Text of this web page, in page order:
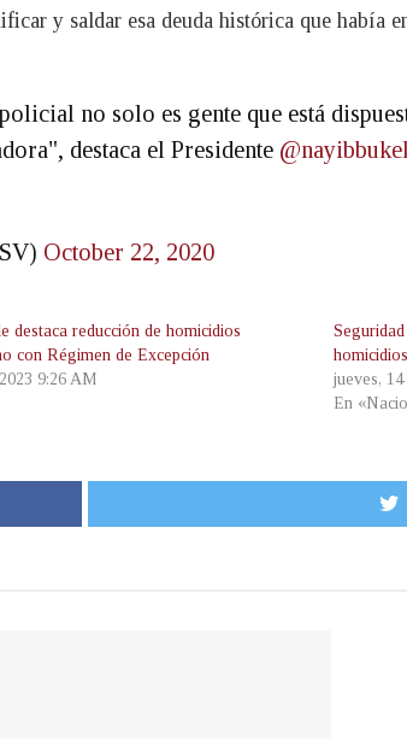
y saldar esa deuda histórica que había
no solo es gente que está
destaca el Presidente
October 22, 2020
destaca reducción de homicidios
con Régimen de Excepción
9:26 AM
jueves,
En